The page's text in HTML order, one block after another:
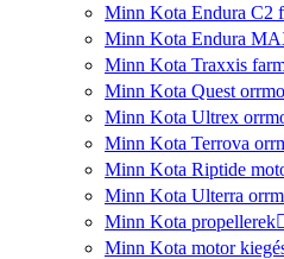
Minn Kota Endura C2
Minn Kota Endura
Minn Kota Traxxis
Minn Kota Quest
Minn Kota Ultrex
Minn Kota Terrova
Minn Kota Riptide
Minn Kota Ulterra
Minn Kota propellerek
Minn Kota motor